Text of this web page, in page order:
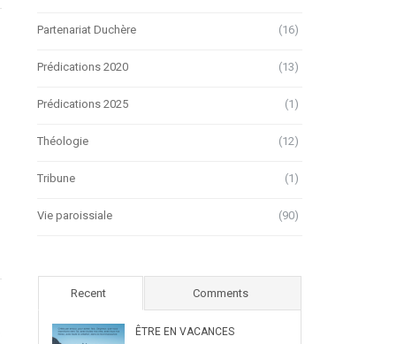
Partenariat Duchère (16)
Prédications 2020 (13)
Prédications 2025 (1)
Théologie (12)
Tribune (1)
Vie paroissiale (90)
Recent Comments
ÊTRE EN VACANCES